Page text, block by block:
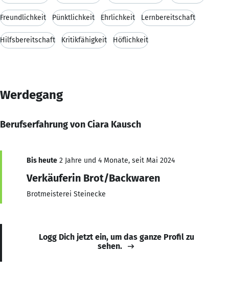
Freundlichkeit Pünktlichkeit Ehrlichkeit Lernbereitschaft
Hilfsbereitschaft Kritikfähigkeit Höflichkeit
Werdegang
Berufserfahrung von Ciara Kausch
Bis heute 2 Jahre und 4 Monate, seit Mai 2024
Verkäuferin Brot/Backwaren
Brotmeisterei Steinecke
Logg Dich jetzt ein, um das ganze Profil zu
sehen.